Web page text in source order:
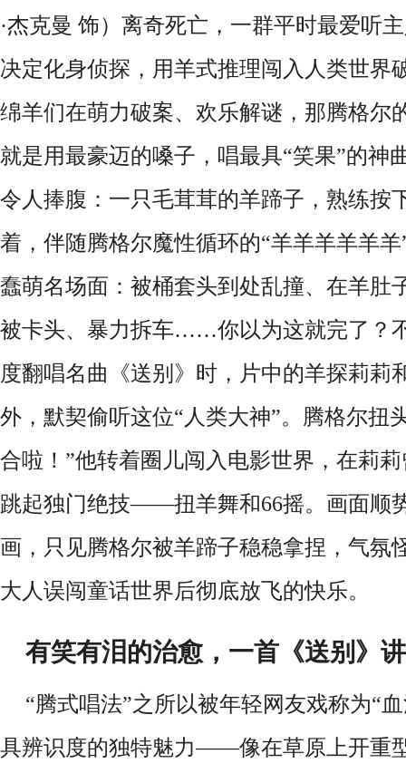
·杰克曼 饰）离奇死亡，一群平时最爱听
决定化身侦探，用羊式推理闯入人类世界
绵羊们在萌力破案、欢乐解谜，那腾格尔
就是用最豪迈的嗓子，唱最具“笑果”的神
令人捧腹：一只毛茸茸的羊蹄子，熟练按
着，伴随腾格尔魔性循环的“羊羊羊羊羊
蠢萌名场面：被桶套头到处乱撞、在羊肚
被卡头、暴力拆车……你以为这就完了？
度翻唱名曲《送别》时，片中的羊探莉莉
外，默契偷听这位“人类大神”。腾格尔扭
合啦！”他转着圈儿闯入电影世界，在莉
跳起独门绝技——扭羊舞和66摇。画面顺
画，只见腾格尔被羊蹄子稳稳拿捏，气氛
大人误闯童话世界后彻底放飞的快乐。
有笑有泪的治愈，一首《送别》
“腾式唱法”之所以被年轻网友戏称为“
具辨识度的独特魅力——像在草原上开重